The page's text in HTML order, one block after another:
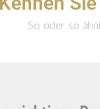
So oder so